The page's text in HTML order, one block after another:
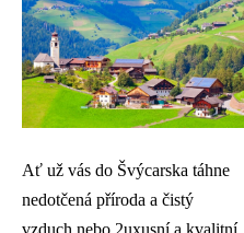
Ať už vás do Švýcarska táhne
nedotčená příroda a čistý